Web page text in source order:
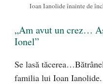
Ioan Ianolide înainte de
„Am avut un crez…
Ionel”
Se lasă
familia lui Ioan